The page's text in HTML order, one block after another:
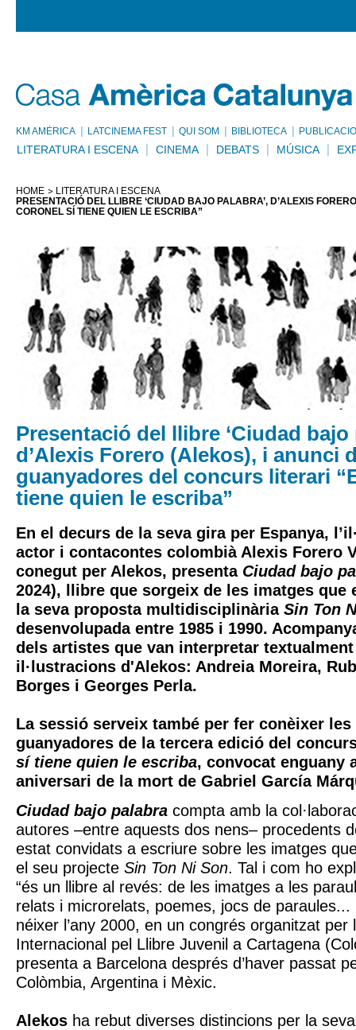
KM AMÈRICA LATCINEMA FEST QUI SOM BIBLIOTECA
LITERATURA I ESCENA CINEMA DEBATS MÚSICA
HOME
LITERATURA I ESCENA
PRESENTACIÓ DEL LLIBRE ‘CIUDAD BAJO PALABRA’, D’ALEXIS
CORONEL SÍ TIENE QUIEN LE ESCRIBA”
Presentació del llibre ‘Ciudad bajo
d’Alexis Forero (Alekos), i anunci
guanyadores del concurs literari
tiene quien le escriba”
En el decurs de la seva gira per Espanya,
actor i contacontes colombià Alexis Forero
conegut per Alekos, presenta Ciudad bajo
2024), llibre que sorgeix de les imatges que
la seva proposta multidisciplinària Sin Ton
desenvolupada entre 1985 i 1990.
dels artistes que van interpretar
il·lustracions d'Alekos: Andreia Moreira,
Borges i Georges Perla.
La sessió serveix també per fer conèixer les
guanyadores de la tercera edició del
sí tiene quien le escriba, convocat enguany
aniversari de la mort de Gabriel García
Ciudad bajo palabra compta amb la
autores –entre aquests dos nens– procedents
estat convidats a escriure sobre les imatges
el seu projecte Sin Ton Ni Son. Tal i com ho
“és un llibre al revés: de les imatges a les
relats i microrelats, poemes, jocs de paraules...
néixer l’any 2000, en un congrés organitzat per
Internacional pel Llibre Juvenil a Cartagena
presenta a Barcelona després d’haver passat
Colòmbia, Argentina i Mèxic.
Alekos ha rebut diverses distincions per la